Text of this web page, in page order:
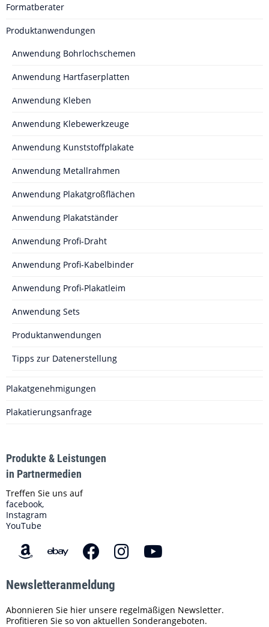
Formatberater
Produktanwendungen
Anwendung Bohrlochschemen
Anwendung Hartfaserplatten
Anwendung Kleben
Anwendung Klebewerkzeuge
Anwendung Kunststoffplakate
Anwendung Metallrahmen
Anwendung Plakatgroßflächen
Anwendung Plakatständer
Anwendung Profi-Draht
Anwendung Profi-Kabelbinder
Anwendung Profi-Plakatleim
Anwendung Sets
Produktanwendungen
Tipps zur Datenerstellung
Plakatgenehmigungen
Plakatierungsanfrage
Produkte & Leistungen
in Partnermedien
Treffen Sie uns auf
facebook,
Instagram
YouTube
Newsletteranmeldung
Abonnieren Sie hier unsere regelmäßigen Newsletter.
Profitieren Sie so von aktuellen Sonderangeboten.